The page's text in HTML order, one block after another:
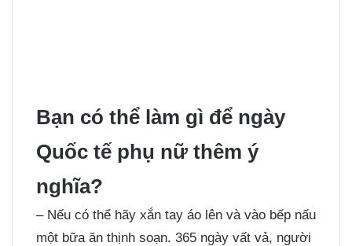
Bạn có thể làm gì để ngày
Quốc tế phụ nữ thêm ý
nghĩa?
– Nếu có thể hãy xắn tay áo lên và vào bếp nấu
một bữa ăn thịnh soạn. 365 ngày vất vả, người